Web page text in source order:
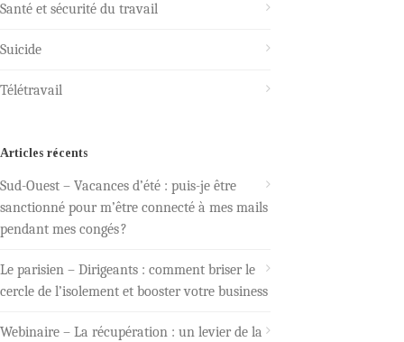
Santé et sécurité du travail
Suicide
Télétravail
Articles récents
Sud-Ouest – Vacances d’été : puis-je être
sanctionné pour m’être connecté à mes mails
pendant mes congés ?
Le parisien – Dirigeants : comment briser le
cercle de l’isolement et booster votre business
Webinaire – La récupération : un levier de la